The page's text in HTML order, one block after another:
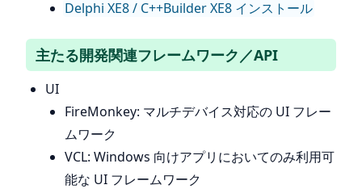
Delphi XE8 / C++Builder XE8 インストール
主たる開発関連フレームワーク／API
UI
FireMonkey: マルチデバイス対応の UI フレー
ムワーク
VCL: Windows 向けアプリにおいてのみ利用可
能な UI フレームワーク